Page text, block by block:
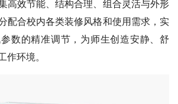
高效节能、结构合理、组合灵活与外形
配合校内各类装修风格和使用需求，实
数的精准调节，为师生创造安静、舒
环境。